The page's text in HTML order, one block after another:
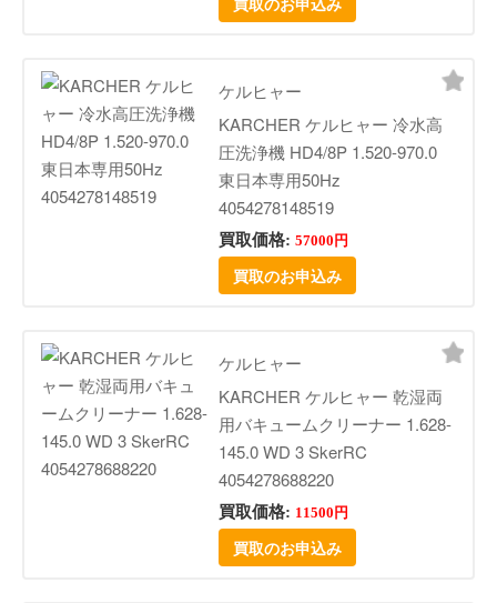
ケルヒャー
KARCHER ケルヒャー 冷水高
圧洗浄機 HD4/8P 1.520-970.0
東日本専用50Hz
4054278148519
買取価格: 57000円
買取のお申込み
ケルヒャー
KARCHER ケルヒャー 乾湿両
用バキュームクリーナー 1.628-
145.0 WD 3 SkerRC
4054278688220
買取価格: 11500円
買取のお申込み